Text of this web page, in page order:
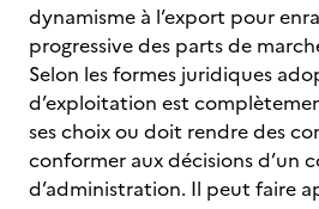
dynamisme à l’export pour
progressive des parts de
Selon les formes juridiques
d’exploitation est
ses choix ou doit rendre des
conformer aux décisions d’un
d’administration. Il peut faire